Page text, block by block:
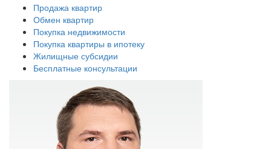
Продажа квартир
Обмен квартир
Покупка недвижимости
Покупка квартиры в ипотеку
Жилищные субсидии
Бесплатные консультации